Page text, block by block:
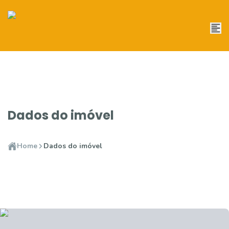
Dados do imóvel
Home Dados do imóvel